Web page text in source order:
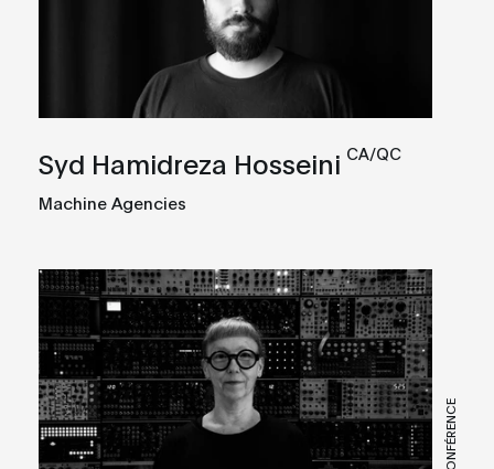
Syd Hamidreza Hosseini CA/QC
Machine Agencies